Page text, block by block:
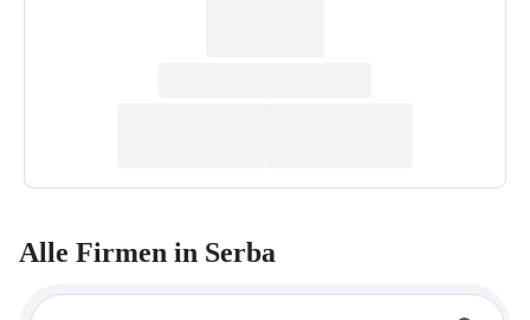
Alle Firmen in Serba